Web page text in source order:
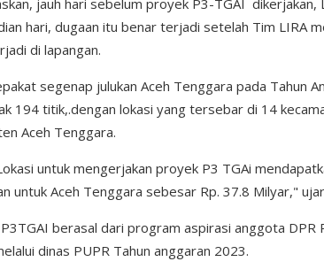
jauh hari sebelum proyek P3-TGAI dikerjakan,
hari, dugaan itu benar terjadi setelah Tim LIRA
di lapangan.
segenap julukan Aceh Tenggara pada Tahun
194 titik,.dengan lokasi yang tersebar di 14
Aceh Tenggara.
untuk mengerjakan proyek P3 TGAi
untuk Aceh Tenggara sebesar Rp. 37.8 Milyar," ujar
berasal dari program aspirasi anggota DPR
dinas PUPR Tahun anggaran 2023.